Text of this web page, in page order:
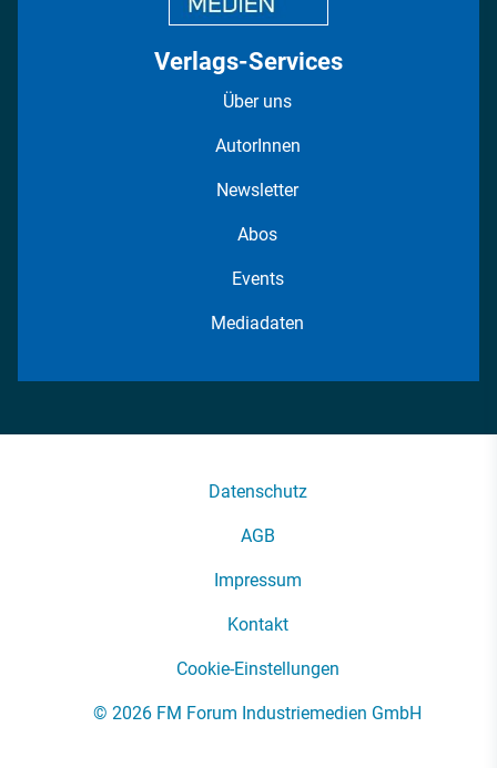
Verlags-Services
Über uns
AutorInnen
Newsletter
Abos
Events
Mediadaten
Datenschutz
AGB
Impressum
Kontakt
Cookie-Einstellungen
© 2026 FM Forum Industriemedien GmbH